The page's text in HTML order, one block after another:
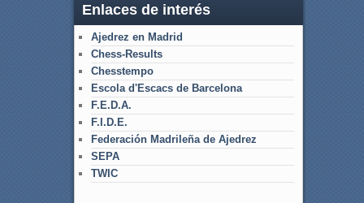
Enlaces de interés
Ajedrez en Madrid
Chess-Results
Chesstempo
Escola d'Escacs de Barcelona
F.E.D.A.
F.I.D.E.
Federación Madrileña de Ajedrez
SEPA
TWIC